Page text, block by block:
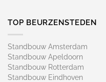
TOP BEURZENSTEDEN
Standbouw Amsterdam
Standbouw Apeldoorn
Standbouw Rotterdam
Standbouw Eindhoven